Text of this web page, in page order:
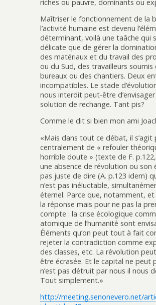
riches ou pauvre, dominants ou
Maîtriser le fonctionnement de la
l’activité humaine est devenu
déterminant, voilà une taâche qui
délicate que de gérer la
des matériaux et du travail des
ou du Sud, des travailleurs soumis
bureaux ou des chantiers. Deux
incompatibles. Le stade
nous interdit peut-être
solution de rechange. Tant pis?
Comme le dit si bien mon ami
«Mais dans tout ce débat, il s’agit
centralement de « refouler
horrible doute » (texte de F.
une absence de révolution ou son
pas juste de dire (A. p.123 idem)
n’est pas inéluctable,
éternel. Parce que, notamment,
la réponse mais pour ne pas la
compte : la crise écologique
atomique de l’humanité sont
Éléments qu’on peut tout à fait
rejeter la contradiction comme
des classes, etc. La révolution
être écrasée. Et le capital ne peut
n’est pas détruit par nous il nous
Tout simplement.»
http://meeting.senonevero.net/